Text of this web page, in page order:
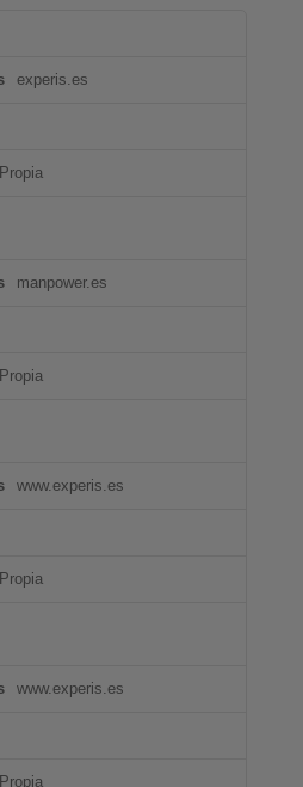
experis.es
Propia
manpower.es
Propia
www.experis.es
Propia
www.experis.es
Propia